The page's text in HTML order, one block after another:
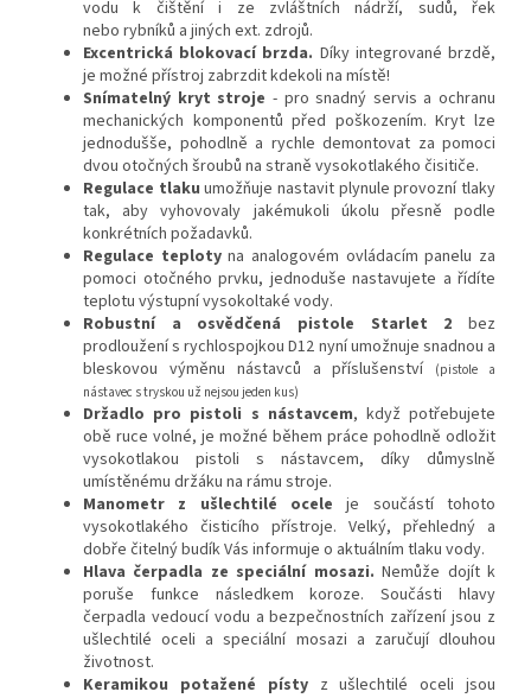
vodu k čištění i ze zvláštních nádrží, sudů, řek
nebo rybníků a jiných ext. zdrojů.
Excentrická blokovací brzda. Díky integrované brzdě,
je možné přístroj zabrzdit kdekoli na místě!
Snímatelný kryt stroje - pro snadný servis a ochranu
mechanických komponentů před poškozením. Kryt lze
jednodušše, pohodlně a rychle demontovat za pomoci
dvou otočných šroubů na straně vysokotlakého čisitiče.
Regulace tlaku umožňuje nastavit plynule provozní tlaky
tak, aby vyhovovaly jakémukoli úkolu přesně podle
konkrétních požadavků.
Regulace teplotyna analogovém ovládacím panelu za
pomoci otočného prvku, jednoduše nastavujete a řídíte
teplotu výstupní vysokoltaké vody.
Robustní a osvědčená pistole Starlet 2 bez
prodloužení s rychlospojkou D12 nyní umožnuje snadnou a
bleskovou výměnu nástavců a příslušenství
(pistole a
nástavec s tryskou už nejsou jeden kus)
Držadlo pro pistoli s nástavcem, když potřebujete
obě ruce volné, je možné během práce pohodlně odložit
vysokotlakou pistoli s nástavcem, díky důmyslně
umístěnému držáku na rámu stroje.​
Manometr z ušlechtilé ocele je součástí tohoto
vysokotlakého čisticího přístroje. Velký, přehledný a
dobře čitelný budík Vás informuje o aktuálním tlaku vody.
Hlava čerpadla ze speciální mosazi. Nemůže dojít k
poruše funkce následkem koroze. Součásti hlavy
čerpadla vedoucí vodu a bezpečnostních zařízení jsou z
ušlechtilé oceli a speciální mosazi a zaručují dlouhou
životnost.
Keramikou potažené pístyz ušlechtilé oceli jsou